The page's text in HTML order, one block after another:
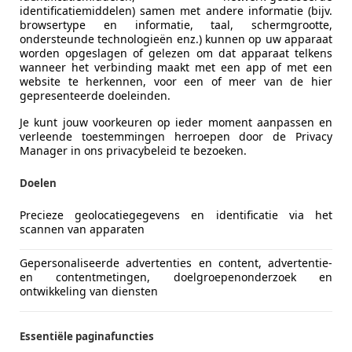
identificatiemiddelen) samen met andere informatie (bijv.
browsertype en informatie, taal, schermgrootte,
ondersteunde technologieën enz.) kunnen op uw apparaat
worden opgeslagen of gelezen om dat apparaat telkens
wanneer het verbinding maakt met een app of met een
website te herkennen, voor een of meer van de hier
gepresenteerde doeleinden.
Je kunt jouw voorkeuren op ieder moment aanpassen en
verleende toestemmingen herroepen door de Privacy
Manager in ons privacybeleid te bezoeken.
Doelen
Precieze geolocatiegegevens en identificatie via het
scannen van apparaten
Gepersonaliseerde advertenties en content, advertentie-
en contentmetingen, doelgroepenonderzoek en
ontwikkeling van diensten
Essentiële paginafuncties